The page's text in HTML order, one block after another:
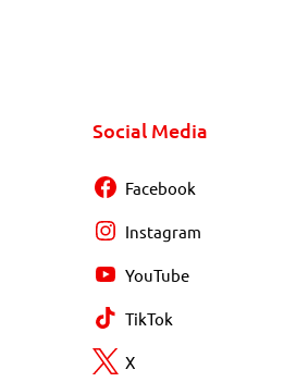
Social Media
Facebook
Instagram
YouTube
TikTok
X